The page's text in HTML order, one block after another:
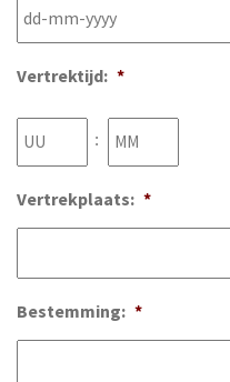
dash
MM
dash
Vertrektijd: *
:
Vertrekplaats: *
Bestemming: *